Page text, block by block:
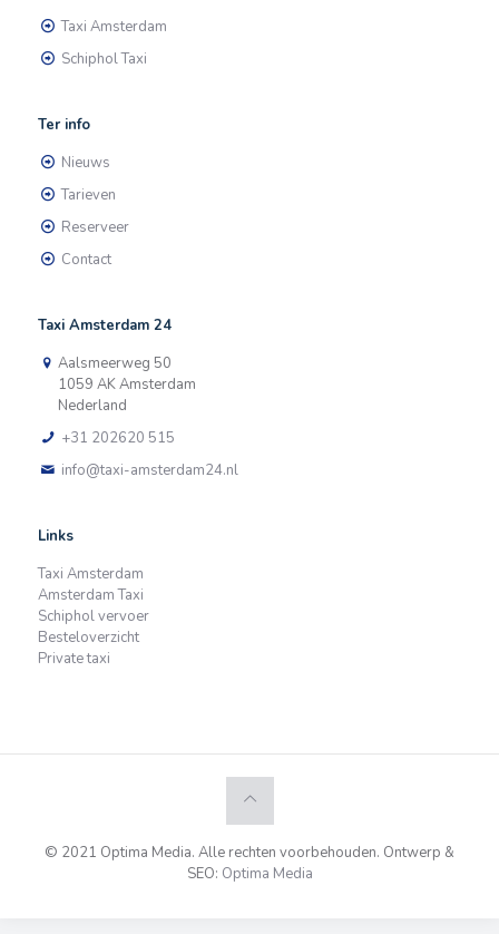
Taxi Amsterdam
Schiphol Taxi
Ter info
Nieuws
Tarieven
Reserveer
Contact
Taxi Amsterdam 24
Aalsmeerweg 50
1059 AK Amsterdam
Nederland
+31 202620 515
info@taxi-amsterdam24.nl
Links
Taxi Amsterdam
Amsterdam Taxi
Schiphol vervoer
Besteloverzicht
Private taxi
© 2021 Optima Media. Alle rechten voorbehouden. Ontwerp &
SEO: Optima Media